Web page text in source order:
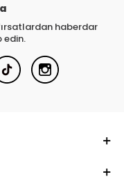
haberdar
edin.